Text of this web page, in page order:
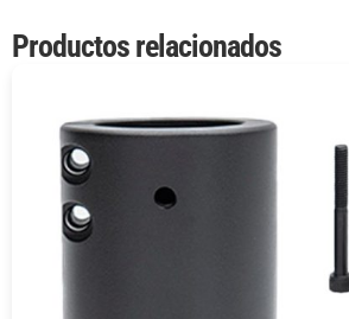
Productos relacionados